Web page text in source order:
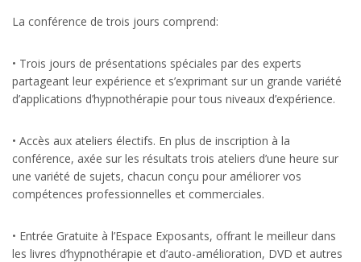
La conférence de trois jours comprend:
• Trois jours de présentations spéciales par des experts
partageant leur expérience et s’exprimant sur un grande variété
d’applications d’hypnothérapie pour tous niveaux d’expérience.
• Accès aux ateliers électifs. En plus de inscription à la
conférence, axée sur les résultats trois ateliers d’une heure sur
une variété de sujets, chacun conçu pour améliorer vos
compétences professionnelles et commerciales.
• Entrée Gratuite à l’Espace Exposants, offrant le meilleur dans
les livres d’hypnothérapie et d’auto-amélioration, DVD et autres